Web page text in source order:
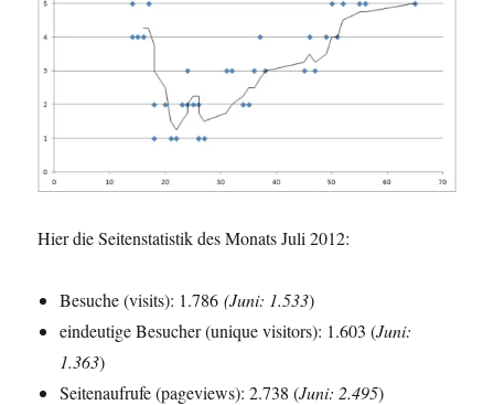
Hier die Seitenstatistik des Monats Juli 2012:
Besuche (visits): 1.786(Juni: 1.533)
eindeutige Besucher (unique visitors): 1.603 (Juni:
1.363)
Seitenaufrufe (pageviews): 2.738 (Juni: 2.495)